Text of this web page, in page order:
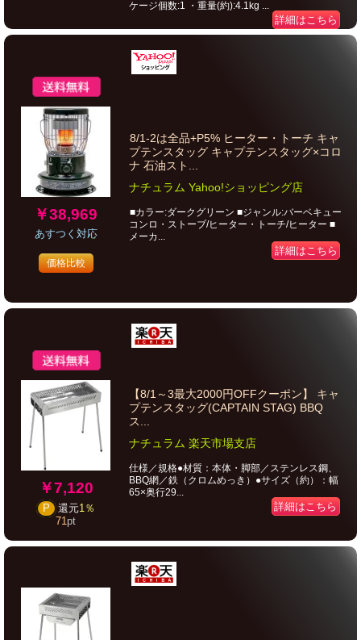
ケージ個数:1 ・重量(約):4.1kg ...
詳細はこちら
￥38,969
あすつく対応
価格比較
8/1-2は全品+P5% ヒーター・トーチ キャ
プテンスタッグ キャプテンスタッグ×コロ
ナ 石油スト...
ナチュラム Yahoo!ショッピング店
■カラー:ダークグリーン ■ジャンル:バーベキュー
コンロ・ストーブ/ヒーター・トーチ/ヒーター ■
メーカ...
詳細はこちら
￥7,120
P 還元1％
71pt
【8/1～3最大2000円OFFクーポン】 キャ
プテンスタッグ(CAPTAIN STAG) BBQ
ス...
ナチュラム 楽天市場支店
仕様／規格●材質：本体・脚部／ステンレス鋼、
BBQ網／鉄（クロムめっき）●サイズ（約）：幅
65×奥行29...
詳細はこちら